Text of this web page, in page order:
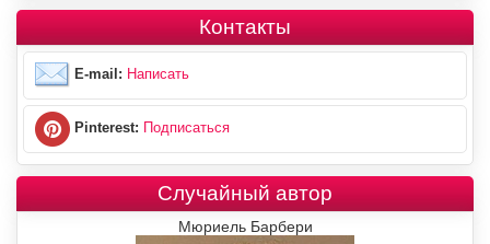
Контакты
E-mail: Написать
Pinterest: Подписаться
Случайный автор
Мюриель Барбери